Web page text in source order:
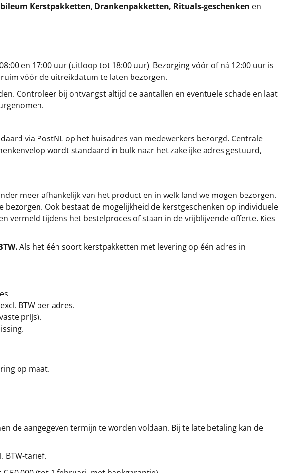
Kerstpakketten, Drankenpakketten, Rituals-geschenken en
en 17:00 uur (uitloop tot 18:00 uur). Bezorging vóór of ná 12:00 uur is
vóór de uitreikdatum te laten bezorgen.
Controleer bij ontvangst altijd de aantallen en eventuele schade en laat
via PostNL op het huisadres van medewerkers bezorgd. Centrale
wordt standaard in bulk naar het zakelijke adres gestuurd,
meer afhankelijk van het product en in welk land we mogen bezorgen.
Ook bestaat de mogelijkheid de kerstgeschenken op individuele
vermeld tijdens het bestelproces of staan in de vrijblijvende offerte. Kies
Als het één soort kerstpakketten met levering op één adres in
BTW per adres.
prijs).
op maat.
de aangegeven termijn te worden voldaan. Bij te late betaling kan de
BTW-tarief.